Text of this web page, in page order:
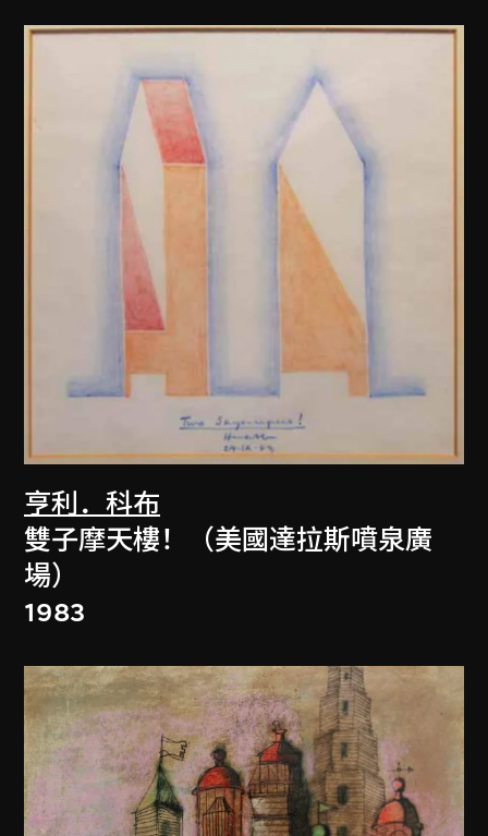
亨利．科布
雙子摩天樓！（美國達拉斯噴泉廣
場）
1983